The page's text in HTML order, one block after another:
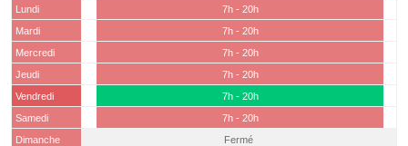
Lundi
7h - 20h
Mardi
7h - 20h
Mercredi
7h - 20h
Jeudi
7h - 20h
Vendredi
7h - 20h
Samedi
7h - 20h
Dimanche
Fermé